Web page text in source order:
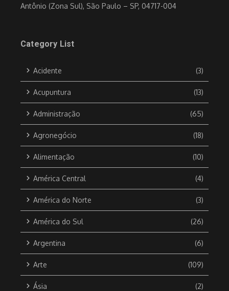
Antônio (Zona Sul), São Paulo – SP, 04717-004
Category List
Acidente (3)
Acupuntura (13)
Administração (65)
Agronegócio (18)
Alimentação (10)
América Central (4)
América do Norte (3)
América do Sul (26)
Argentina (6)
Arte (109)
Ásia (2)